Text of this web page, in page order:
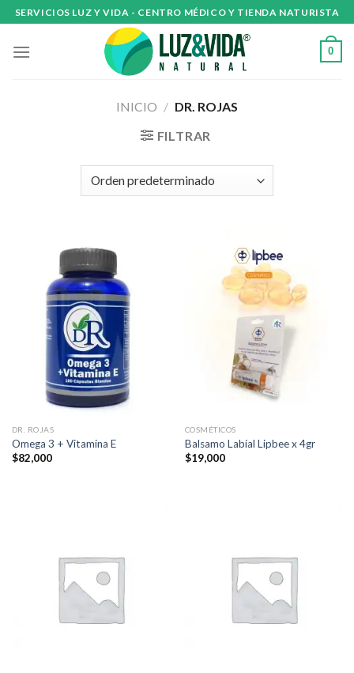
Skip
to
content
SERVICIOS LUZ Y VIDA - CENTRO MÉDICO Y TIENDA NATURISTA
0
INICIO / DR. ROJAS
FILTRAR
DR. ROJAS
Omega 3 + Vitamina E
$82,000
COSMÉTICOS
Balsamo Labial Lipbee x 4gr
$19,000